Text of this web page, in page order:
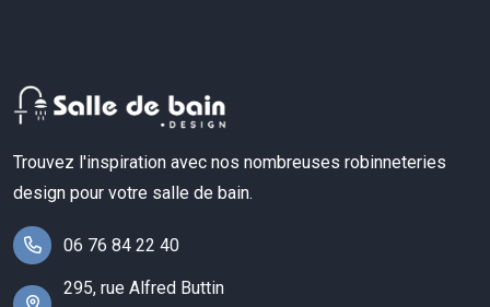
Trouvez l'inspiration avec nos nombreuses robinneteries
design pour votre salle de bain.
06 76 84 22 40
295, rue Alfred Buttin